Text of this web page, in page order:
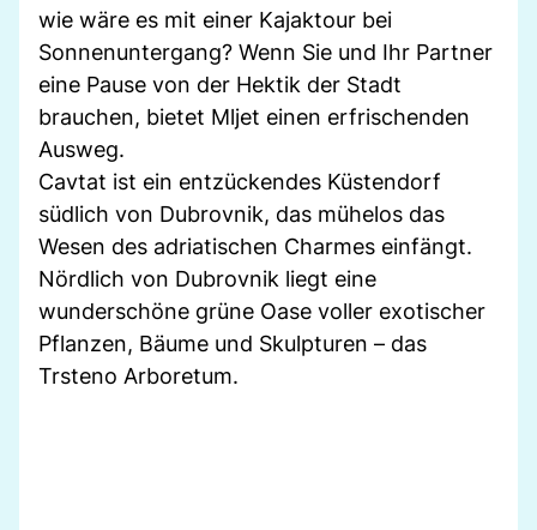
wie wäre es mit einer Kajaktour bei
Sonnenuntergang? Wenn Sie und Ihr Partner
eine Pause von der Hektik der Stadt
brauchen, bietet Mljet einen erfrischenden
Ausweg.
Cavtat ist ein entzückendes Küstendorf
südlich von Dubrovnik, das mühelos das
Wesen des adriatischen Charmes einfängt.
Nördlich von Dubrovnik liegt eine
wunderschöne grüne Oase voller exotischer
Pflanzen, Bäume und Skulpturen – das
Trsteno Arboretum.